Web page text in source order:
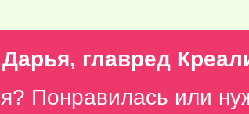
главред
Понравилась или